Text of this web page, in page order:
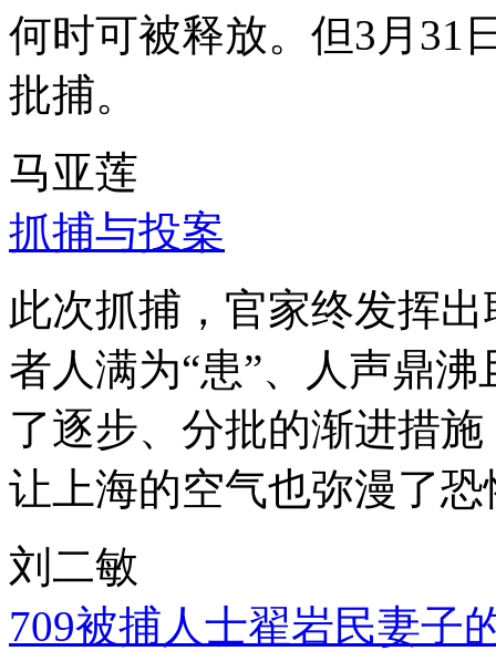
何时可被释放。但3月31
批捕。
马亚莲
抓捕与投案
此次抓捕，官家终发挥
者人满为“患”、人声鼎
了逐步、分批的渐进措
让上海的空气也弥漫了
刘二敏
709被捕人士翟岩民妻子